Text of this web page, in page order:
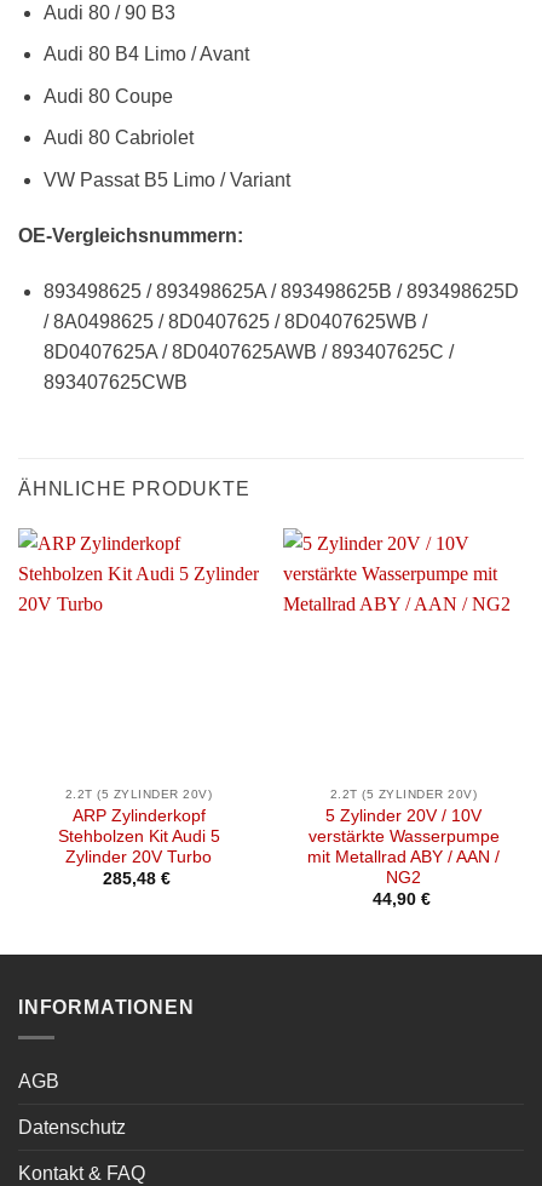
Audi 80 / 90 B3
Audi 80 B4 Limo / Avant
Audi 80 Coupe
Audi 80 Cabriolet
VW Passat B5 Limo / Variant
OE-Vergleichsnummern:
893498625 / 893498625A / 893498625B / 893498625D
/ 8A0498625 / 8D0407625 / 8D0407625WB /
8D0407625A / 8D0407625AWB / 893407625C /
893407625CWB
ÄHNLICHE PRODUKTE
2.2T (5 ZYLINDER 20V)
ARP Zylinderkopf
Stehbolzen Kit Audi 5
Zylinder 20V Turbo
285,48 €
2.2T (5 ZYLINDER 20V)
5 Zylinder 20V / 10V
verstärkte Wasserpumpe
mit Metallrad ABY / AAN /
NG2
44,90 €
INFORMATIONEN
AGB
Datenschutz
Kontakt & FAQ